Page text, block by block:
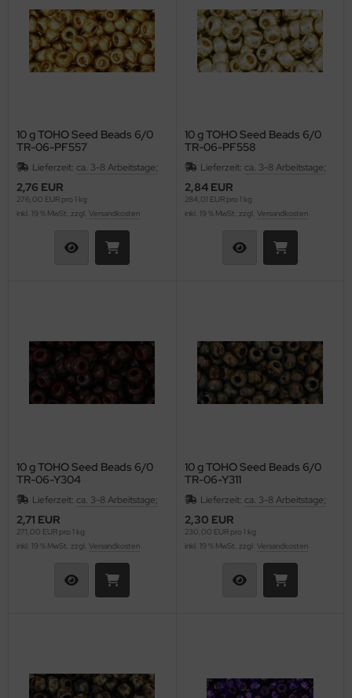
10 g TOHO Seed Beads 6/0
TR-06-PF557
Lieferzeit: ca. 3-8 Arbeitstage;
2,76 EUR
276,00 EUR pro 1 kg
inkl. 19 % MwSt. zzgl. Versandkosten
10 g TOHO Seed Beads 6/0
TR-06-PF558
Lieferzeit: ca. 3-8 Arbeitstage;
2,84 EUR
284,01 EUR pro 1 kg
inkl. 19 % MwSt. zzgl. Versandkosten
10 g TOHO Seed Beads 6/0
TR-06-Y304
Lieferzeit: ca. 3-8 Arbeitstage;
2,71 EUR
271,00 EUR pro 1 kg
inkl. 19 % MwSt. zzgl. Versandkosten
10 g TOHO Seed Beads 6/0
TR-06-Y311
Lieferzeit: ca. 3-8 Arbeitstage;
2,30 EUR
230,00 EUR pro 1 kg
inkl. 19 % MwSt. zzgl. Versandkosten
Tropfen facetiert mit/ohne Loch
Twist Beads
Beads Dia